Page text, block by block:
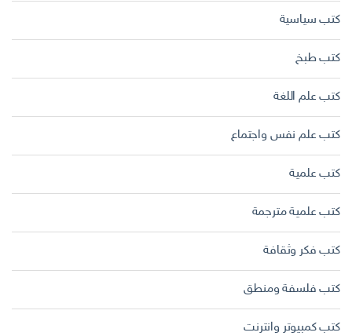
كتب سياسية
كتب طبخ
كتب علم اللغة
كتب علم نفس واجتماع
كتب علمية
كتب علمية مترجمة
كتب فكر وثقافة
كتب فلسفة ومنطق
كتب كمبيوتر وانترنت